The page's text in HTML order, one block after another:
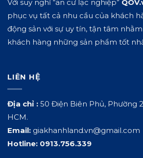
Với suy nghĩ “an cư lạc nghiệp”
phục vụ tất cả nhu cầu của khách
động sản với sự uy tín, tận tâm
khách hàng những sản phẩm tốt
LIÊN HỆ
Địa chỉ : 50 Điện Biên Phủ, Phường
HCM.
Email: giakhanhland.vn@gmail.com
Hotline: 0913.756.339